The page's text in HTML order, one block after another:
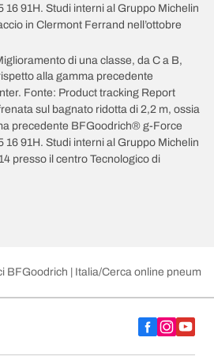
16 91H. Studi interni al Gruppo Michelin
in Clermont Ferrand nell’ottobre
di una classe, da C a B,
alla gamma precedente
Fonte: Product tracking Report
sul bagnato ridotta di 2,2 m, ossia
precedente BFGoodrich® g-Force
16 91H. Studi interni al Gruppo Michelin
presso il centro Tecnologico di
BFGoodrich | Italia Cerca online